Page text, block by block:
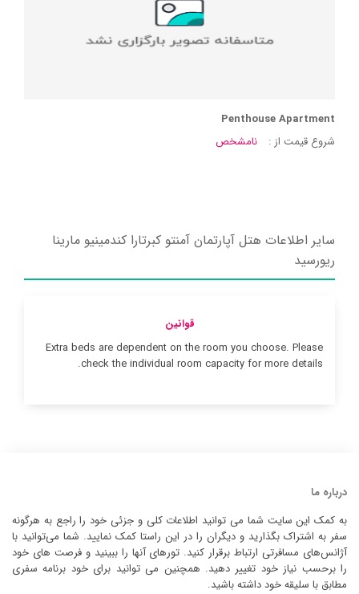
Penthouse Apartment
شروع قیمت از :
نامشخص
سایر اطلاعات هتل آپارتمان آمنتو کبرتارا کندمینیو مارینا
ریورسید
قوانین
Extra beds are dependent on the room you choose. Please
check the individual room capacity for more details.
درباره ما
به کمک این سایت شما می توانید اطلاعات کلی و جزئی خود را راجع به هرگونه
سفر به اشتراک بگذارید و دیگران را در این راستا کمک نمایید. شما می‌توانید با
آژانس‌های مسافرتی ارتباط برقرار کنید. تورهای آنها را ببینید و فرصت های خود
را برحسب نیاز خود تغییر دهید. همچنین می توانید برای خود برنامه سفری
مطابق با سلیقه خود داشته باشید.